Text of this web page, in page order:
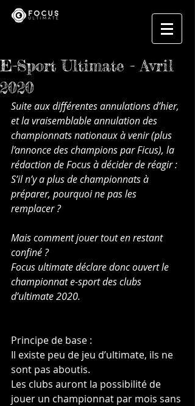
E-Sport Ultimate - Avril
2020
Suite aux différentes annulations d’hier,
et la vraisemblable annulation des
championnats nationaux à venir (plus
l’annonce des champions par Ficus), la
rédaction de Focus à décider de réagir :
S’il n’y a plus de championnats à
préparer, pourquoi ne pas les
remplacer ?
Mais comment jouer tout en restant
confiné ?
Focus ultimate déclare donc ouvert le
championnat e-sport des clubs
d’ultimate 2020.
Principe de base :
Il existe peu de jeu d’ultimate, ils ne
sont pas aboutis.
Les clubs auront la possibilité de
jouer un championnat par mois sans